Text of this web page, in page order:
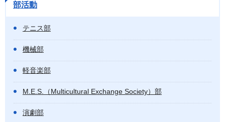
部活動
テニス部
機械部
軽音楽部
M.E.S.（Multicultural Exchange Society）部
演劇部